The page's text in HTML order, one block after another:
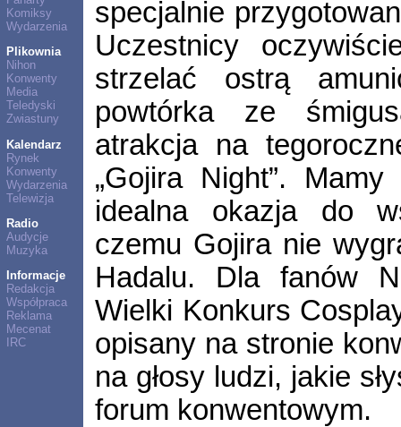
Komiksy
Wydarzenia
Plikownia
Nihon
Konwenty
Media
Teledyski
Zwiastuny
Kalendarz
Rynek
Konwenty
Wydarzenia
Telewizja
Radio
Audycje
Muzyka
Informacje
Redakcja
Współpraca
Reklama
Mecenat
IRC
specjalnie
Uczestnicy
strzelać ostrą
powtórka ze
atrakcja na
„Gojira Night”.
idealna okazja do
czemu Gojira nie
Hadalu. Dla fanów
Wielki Konkurs
opisany na stronie
na głosy ludzi, jakie
forum konwentowym.